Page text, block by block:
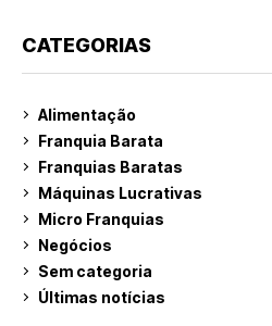
CATEGORIAS
Alimentação
Franquia Barata
Franquias Baratas
Máquinas Lucrativas
Micro Franquias
Negócios
Sem categoria
Últimas notícias